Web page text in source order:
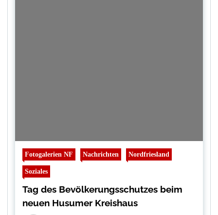
Fotogalerien NF Nachrichten Nordfriesland
Soziales
Tag des Bevölkerungsschutzes beim
neuen Husumer Kreishaus